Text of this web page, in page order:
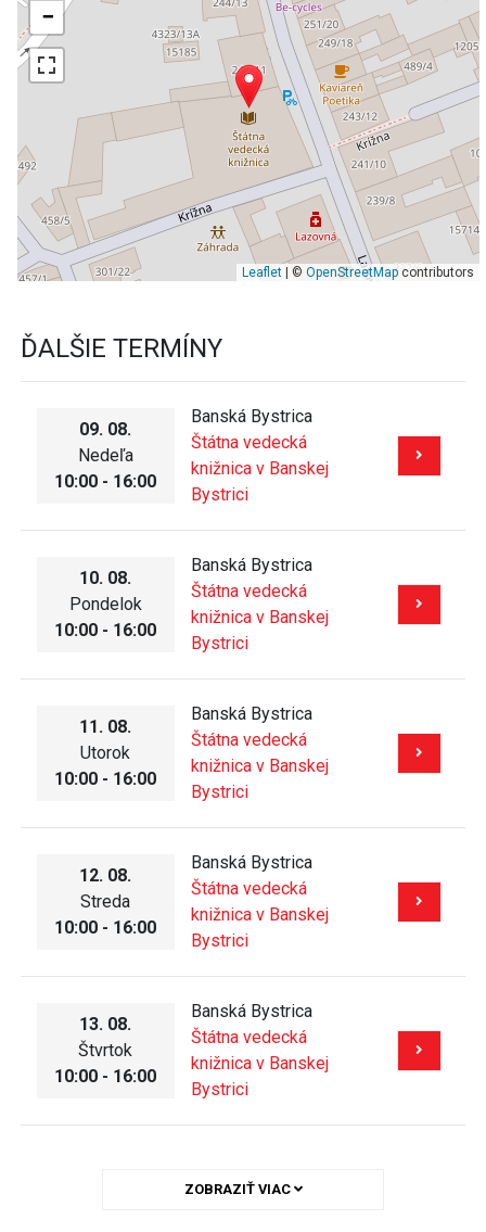
−
Leaflet| © OpenStreetMapcontributors
ĎALŠIE TERMÍNY
09. 08.
Nedeľa
10:00 - 16:00
Banská Bystrica
Štátna vedecká
knižnica v Banskej
Bystrici
10. 08.
Pondelok
10:00 - 16:00
Banská Bystrica
Štátna vedecká
knižnica v Banskej
Bystrici
11. 08.
Utorok
10:00 - 16:00
Banská Bystrica
Štátna vedecká
knižnica v Banskej
Bystrici
12. 08.
Streda
10:00 - 16:00
Banská Bystrica
Štátna vedecká
knižnica v Banskej
Bystrici
13. 08.
Štvrtok
10:00 - 16:00
Banská Bystrica
Štátna vedecká
knižnica v Banskej
Bystrici
ZOBRAZIŤ VIAC